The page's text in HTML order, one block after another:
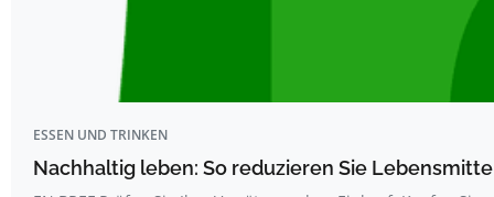
ESSEN UND TRINKEN
Nachhaltig leben: So reduzieren Sie